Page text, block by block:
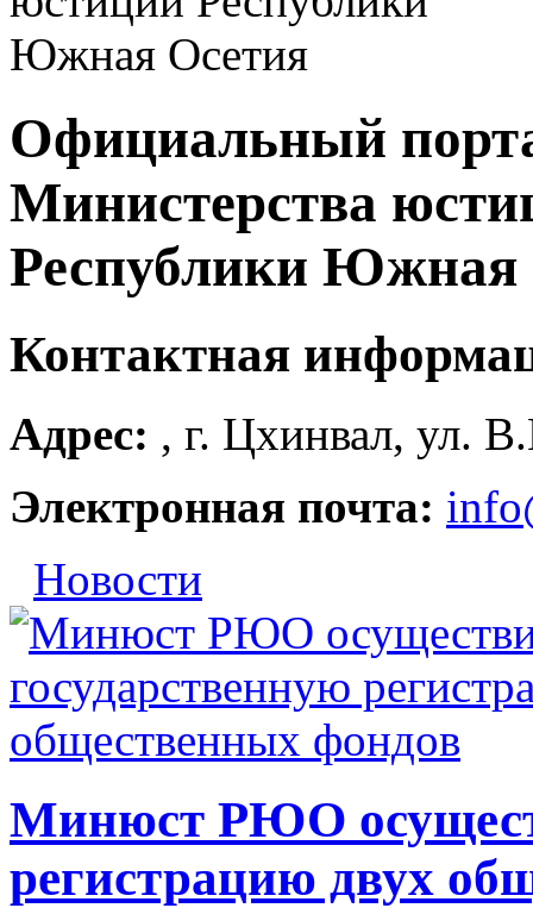
Официальный
Министерства
Республики Южная
Контактная
Адрес: , г. Цхинвал, ул.
Электронная почта:
Новости
Минюст РЮО
регистрацию двух